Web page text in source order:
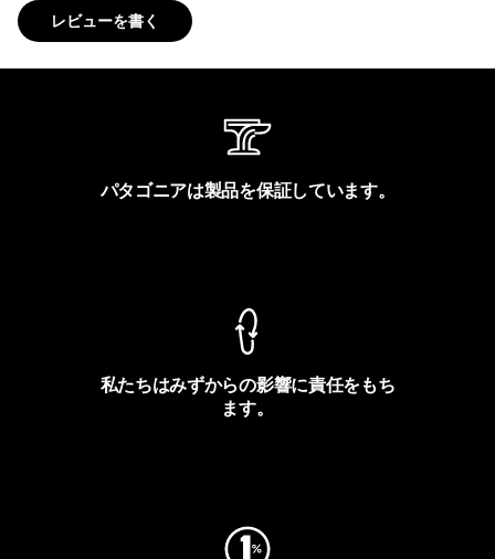
レビューを書く
パタゴニアは製品を保証しています。
私たちはみずからの影響に責任をもち
ます。